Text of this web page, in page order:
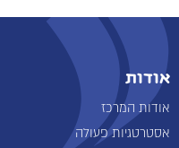
אודות
אודות המרכז
אסטרטגיות פעולה